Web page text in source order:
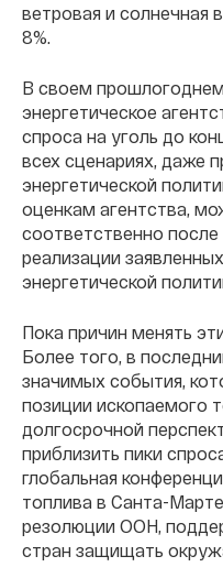
ветровая и солнечная
8%.
В своем
энергетическое
спроса на уголь до
всех сценариях, даже
энергетической
оценкам агентства,
соответственно
реализации
энергетической
Пока причин менять
Более того, в
значимых события,
позиции ископаемого
долгосрочной
приблизить пики
глобальная
топлива в Санта-
резолюции ООН,
стран защищать